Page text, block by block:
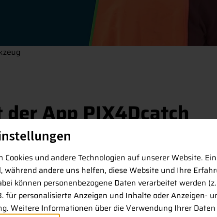
App PIX4Dcatch
– diese Möglichkeit eröffnet die Nutzung von
3D-Modelle sowohl mit Photogrammetrie
die auf das Smartphone gesteckt werden.
findet die gesamte Anwendung in der App statt“,
Cookies und andere Technologien auf unserer Website.
während andere uns helfen, diese Website und Ihre
können personenbezogene Daten verarbeitet werden
für personalisierte Anzeigen und Inhalte oder Anzeigen-
Weitere Informationen über die Verwendung Ihrer